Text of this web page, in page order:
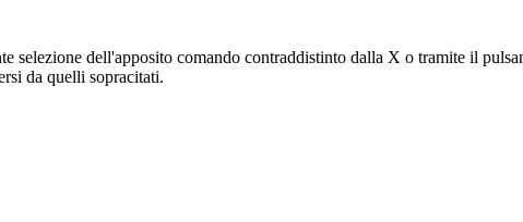
selezione dell'apposito comando contraddistinto dalla X o tramite il
da quelli sopracitati.